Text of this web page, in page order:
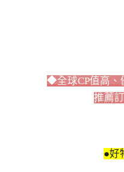
◆全球CP值高
推薦
●好